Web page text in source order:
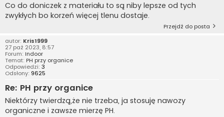
Co do doniczek z materiału to są niby lepsze od tych
zwykłych bo korzeń więcej tlenu dostaje.
Przejdź do posta
autor: Kris1999
27 paź 2023, 8:57
Forum: Indoor
Temat: PH przy organice
Odpowiedzi: 3
Odsłony: 9625
Re: PH przy organice
Niektórzy twierdzą,że nie trzeba, ja stosuję nawozy
organiczne i zawsze mierzę PH.